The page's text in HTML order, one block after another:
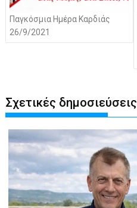
Παγκόσμια Ημέρα Καρδιάς
26/9/2021
Σχετικές δημοσιεύσεις